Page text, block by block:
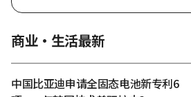
球队进行8场交流赛，正在执行海外集训
7月公布了亚运会代表队名单，由海外派
不过，目前似乎尚未前往日本的选手是
联赛(CPBL)赛程的选手。 据报道，台
战日本社会人联盟选拔队，以8-1大胜
商业·生活最新
中国比亚迪申请全固态电池新专利6